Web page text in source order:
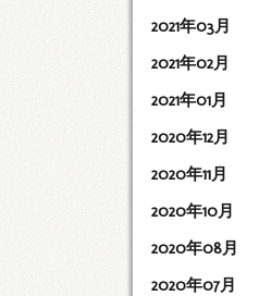
2021年03月
2021年02月
2021年01月
2020年12月
2020年11月
2020年10月
2020年08月
2020年07月